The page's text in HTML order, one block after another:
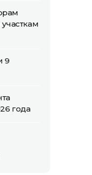
9
года